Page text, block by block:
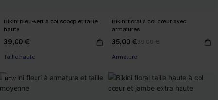
Bikini bleu-vert à col scoop et taille
haute
39,00 €
Taille haute
Bikini floral à col cœur avec
armatures
35,00 €39,00 €
Armature
NEW